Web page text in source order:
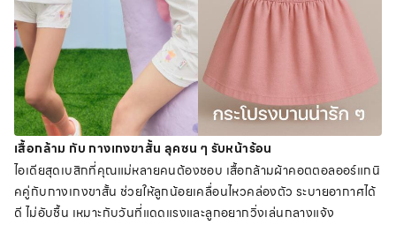
เสื้อกล้าม กับ กางเกงขาสั้น ลุคซน ๆ รับหน้าร้อน
ไอเดียสุดเบสิกที่คุณแม่หลายคนต้องชอบ เสื้อกล้ามผ้าคอตตอลออร์แกนิ
คคู่กับกางเกงขาสั้น ช่วยให้ลูกน้อยเคลื่อนไหวคล่องตัว ระบายอากาศได้
ดี ไม่อับชื้น เหมาะกับวันที่แดดแรงและลูกอยากวิ่งเล่นกลางแจ้ง